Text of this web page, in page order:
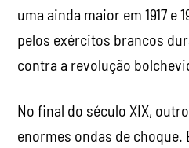
uma ainda maior em 1917 e
pelos exércitos brancos
contra a revolução
No final do século XIX,
enormes ondas de choque.